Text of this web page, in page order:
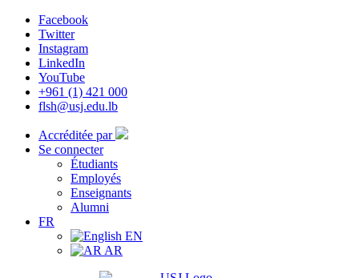
Facebook
Twitter
Instagram
LinkedIn
YouTube
+961 (1) 421 000
flsh@usj.edu.lb
Accréditée par
Se connecter
Étudiants
Employés
Enseignants
Alumni
FR
EN
AR